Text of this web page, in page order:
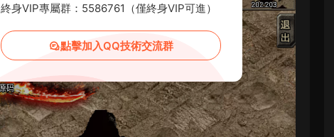
終身VIP專屬群：5586761（僅終身VIP可進）
點擊加入QQ技術交流群